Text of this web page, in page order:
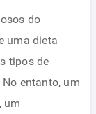
do
uma dieta
tipos de
entanto, um
um